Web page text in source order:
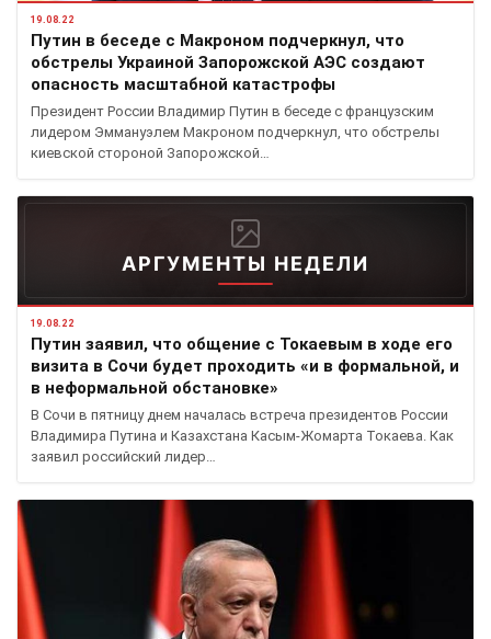
19.08.22
Путин в беседе с Макроном подчеркнул, что
обстрелы Украиной Запорожской АЭС создают
опасность масштабной катастрофы
Президент России Владимир Путин в беседе с французским
лидером Эммануэлем Макроном подчеркнул, что обстрелы
киевской стороной Запорожской…
АРГУМЕНТЫ НЕДЕЛИ
19.08.22
Путин заявил, что общение с Токаевым в ходе его
визита в Сочи будет проходить «и в формальной, и
в неформальной обстановке»
В Сочи в пятницу днем началась встреча президентов России
Владимира Путина и Казахстана Касым-Жомарта Токаева. Как
заявил российский лидер…